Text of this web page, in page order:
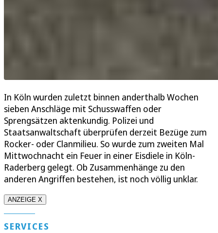
In Köln wurden zuletzt binnen anderthalb Wochen
sieben Anschläge mit Schusswaffen oder
Sprengsätzen aktenkundig. Polizei und
Staatsanwaltschaft überprüfen derzeit Bezüge zum
Rocker- oder Clanmilieu. So wurde zum zweiten Mal
Mittwochnacht ein Feuer in einer Eisdiele in Köln-
Raderberg gelegt. Ob Zusammenhänge zu den
anderen Angriffen bestehen, ist noch völlig unklar.
ANZEIGE X
SERVICES